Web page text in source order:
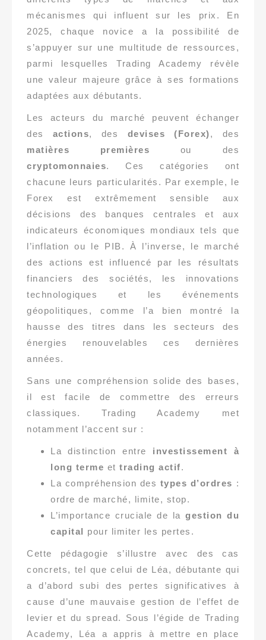
mécanismes qui influent sur les prix. En
2025, chaque novice a la possibilité de
s’appuyer sur une multitude de ressources,
parmi lesquelles Trading Academy révèle
une valeur majeure grâce à ses formations
adaptées aux débutants.
Les acteurs du marché peuvent échanger
des actions, des devises (Forex), des
matières premières ou des
cryptomonnaies. Ces catégories ont
chacune leurs particularités. Par exemple, le
Forex est extrêmement sensible aux
décisions des banques centrales et aux
indicateurs économiques mondiaux tels que
l’inflation ou le PIB. À l’inverse, le marché
des actions est influencé par les résultats
financiers des sociétés, les innovations
technologiques et les événements
géopolitiques, comme l’a bien montré la
hausse des titres dans les secteurs des
énergies renouvelables ces dernières
années.
Sans une compréhension solide des bases,
il est facile de commettre des erreurs
classiques. Trading Academy met
notamment l’accent sur :
La distinction entre investissement à
long terme et trading actif.
La compréhension des types d’ordres :
ordre de marché, limite, stop.
L’importance cruciale de la gestion du
capital pour limiter les pertes.
Cette pédagogie s’illustre avec des cas
concrets, tel que celui de Léa, débutante qui
a d’abord subi des pertes significatives à
cause d’une mauvaise gestion de l’effet de
levier et du spread. Sous l’égide de Trading
Academy, Léa a appris à mettre en place